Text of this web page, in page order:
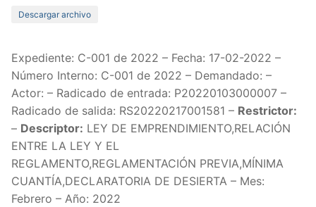
Descargar archivo
Expediente: C-001 de 2022 – Fecha: 17-02-2022 –
Número Interno: C-001 de 2022 – Demandado: –
Actor: – Radicado de entrada: P20220103000007 –
Radicado de salida: RS20220217001581 – Restrictor:
– Descriptor: LEY DE EMPRENDIMIENTO,RELACIÓN
ENTRE LA LEY Y EL
REGLAMENTO,REGLAMENTACIÓN PREVIA,MÍNIMA
CUANTÍA,DECLARATORIA DE DESIERTA – Mes:
Febrero – Año: 2022